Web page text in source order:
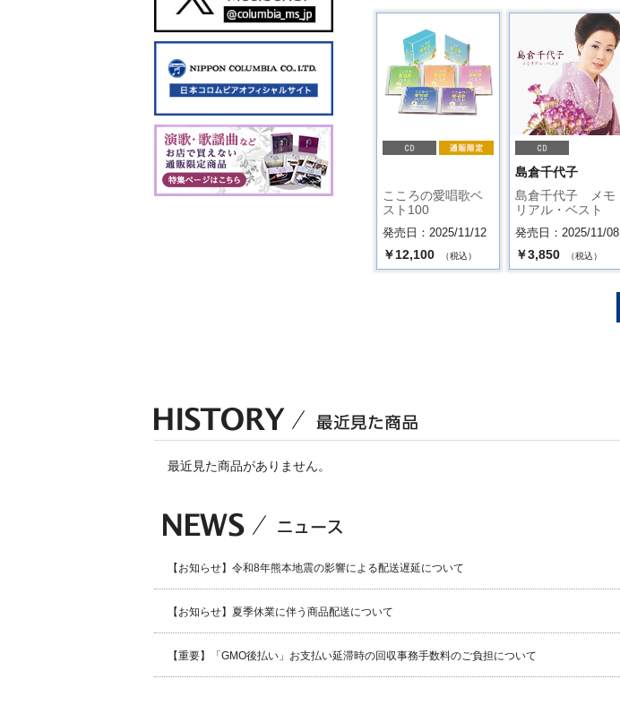
こころの愛唱歌ベ
スト100
発売日：2025/11/12
￥12,100 （税込）
島倉千代子
島倉千代子 メモ
リアル・ベスト
発売日：2025/11/08
￥3,850 （税込）
最近見た商品がありません。
【お知らせ】令和8年熊本地震の影響による配送遅延について
【お知らせ】夏季休業に伴う商品配送について
【重要】「GMO後払い」お支払い延滞時の回収事務手数料のご負担について